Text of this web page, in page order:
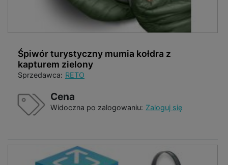
Śpiwór turystyczny mumia kołdra z
kapturem zielony
Sprzedawca: RETO
Cena
Widoczna po zalogowaniu: Zaloguj się